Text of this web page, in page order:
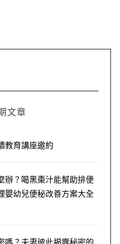
文章
教育講座邀約
辦？喝黑棗汁能幫助排便
嬰幼兒便秘改善方案大全